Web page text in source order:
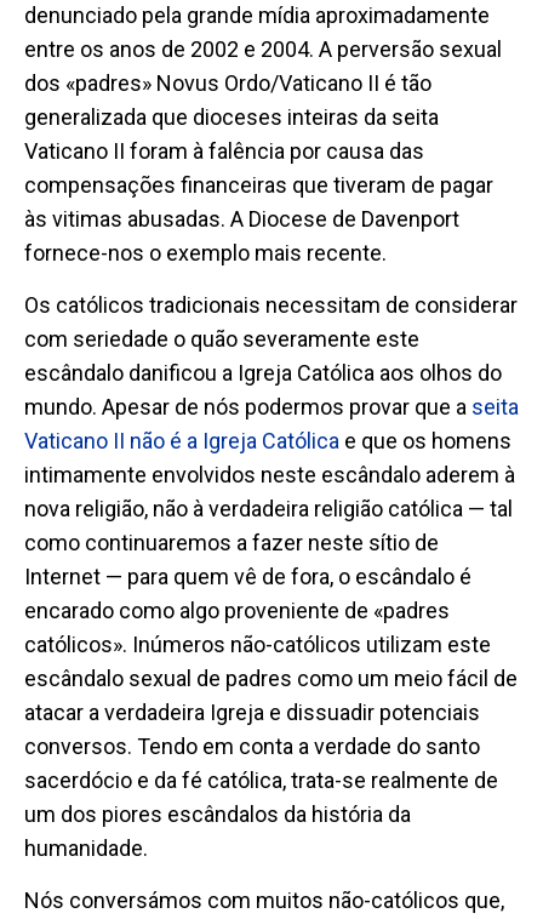
denunciado pela grande mídia aproximadamente
entre os anos de 2002 e 2004. A perversão sexual
dos «padres» Novus Ordo/Vaticano II é tão
generalizada que dioceses inteiras da seita
Vaticano II foram à falência por causa das
compensações financeiras que tiveram de pagar
às vitimas abusadas. A Diocese de Davenport
fornece-nos o exemplo mais recente.
Os católicos tradicionais necessitam de considerar
com seriedade o quão severamente este
escândalo danificou a Igreja Católica aos olhos do
mundo. Apesar de nós podermos provar que a seita
Vaticano II não é a Igreja Católica e que os homens
intimamente envolvidos neste escândalo aderem à
nova religião, não à verdadeira religião católica — tal
como continuaremos a fazer neste sítio de
Internet — para quem vê de fora, o escândalo é
encarado como algo proveniente de «padres
católicos». Inúmeros não-católicos utilizam este
escândalo sexual de padres como um meio fácil de
atacar a verdadeira Igreja e dissuadir potenciais
conversos. Tendo em conta a verdade do santo
sacerdócio e da fé católica, trata-se realmente de
um dos piores escândalos da história da
humanidade.
Nós conversámos com muitos não-católicos que,